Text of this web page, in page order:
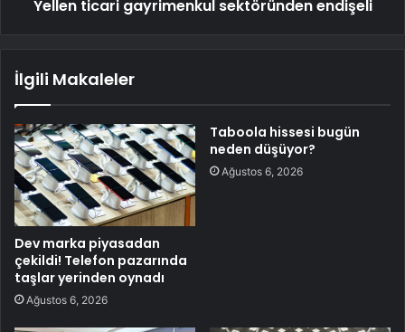
Yellen ticari gayrimenkul sektöründen endişeli
İlgili Makaleler
Dev marka piyasadan
çekildi! Telefon pazarında
taşlar yerinden oynadı
Ağustos 6, 2026
Taboola hissesi bugün
neden düşüyor?
Ağustos 6, 2026